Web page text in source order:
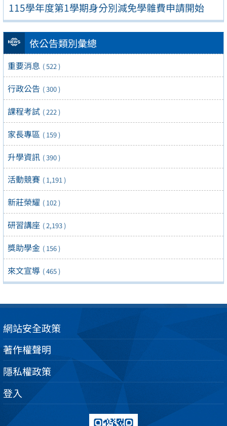
115學年度第1學期身分別減免學雜費申請開始
依公告類別彙總
重要消息 ( 522 )
行政公告 ( 300 )
課程考試 ( 222 )
家長專區 ( 159 )
升學資訊 ( 390 )
活動競賽 ( 1,191 )
新莊榮耀 ( 102 )
研習講座 ( 2,193 )
獎助學金 ( 156 )
來文宣導 ( 465 )
網站安全政策
著作權聲明
隱私權政策
登入